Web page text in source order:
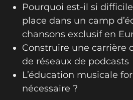
Pourquoi est-il si
place dans un camp
chansons exclusif en
Construire une carrière
de réseaux de podcasts
L’éducation musicale
nécessaire ?